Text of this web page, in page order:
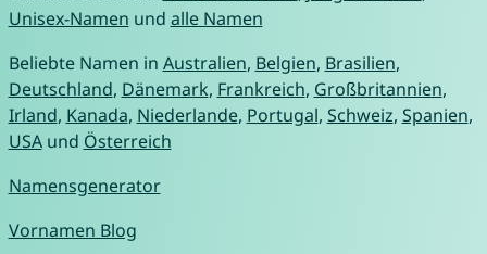
Unisex-Namen und alle Namen
Beliebte Namen in Australien, Belgien, Brasilien,
Deutschland, Dänemark, Frankreich, Großbritannien,
Irland, Kanada, Niederlande, Portugal, Schweiz, Spanien,
USAund Österreich
Namensgenerator
Vornamen Blog